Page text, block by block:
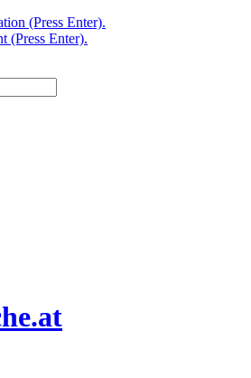
(Press Enter).
(Press Enter).